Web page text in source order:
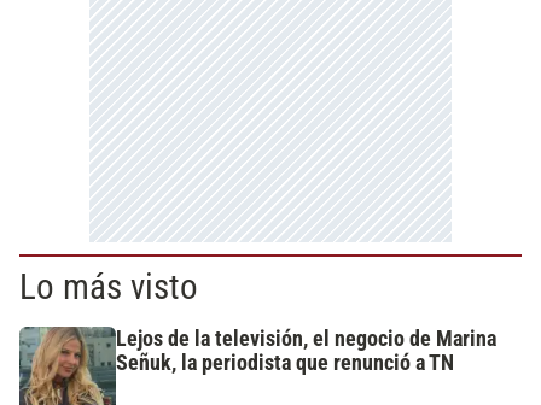
Lo más visto
Lejos de la televisión, el negocio de Marina
Señuk, la periodista que renunció a TN